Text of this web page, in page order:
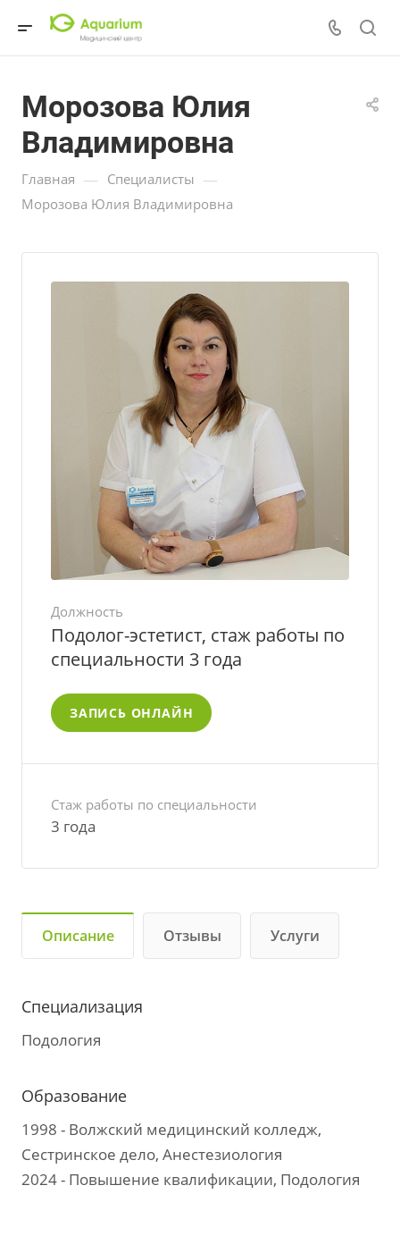
Морозова Юлия
Владимировна
Главная — Специалисты —
Морозова Юлия Владимировна
Должность
Подолог-эстетист, стаж работы по
специальности 3 года
ЗАПИСЬ ОНЛАЙН
Стаж работы по специальности
3 года
Описание Отзывы Услуги
Специализация
Подология
Образование
1998 - Волжский медицинский колледж,
Сестринское дело, Анестезиология
2024 - Повышение квалификации, Подология